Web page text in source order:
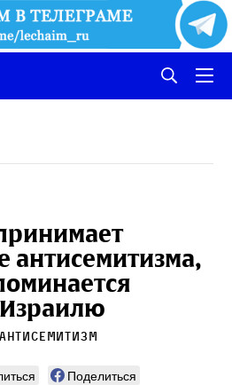
антисемитизма,
антисемитизм
Поделиться